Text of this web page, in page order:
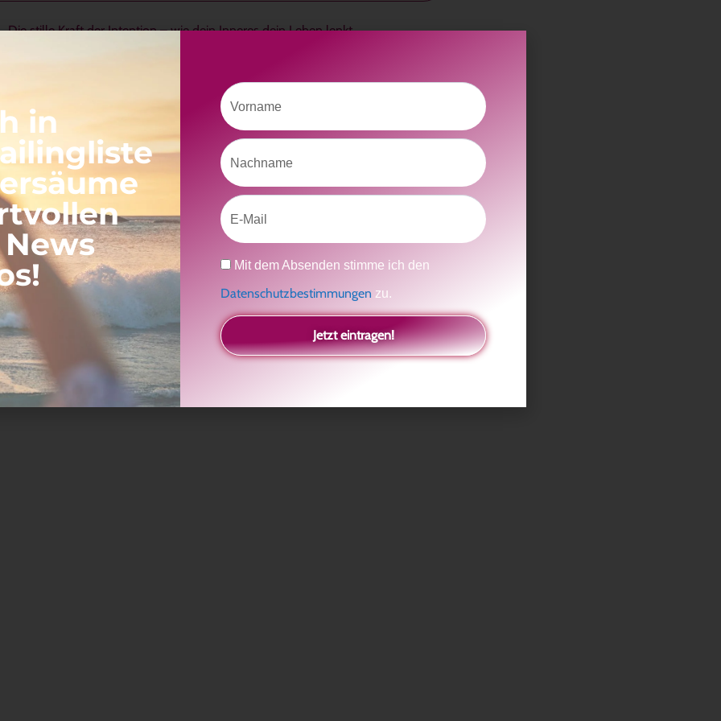
Die stille Kraft der Intention – wie dein Inneres dein Leben lenkt
Video sprechen wir darüber, wie eine klare Intention dein Leben
trägt und dir Orientierung schenkt – gerade in bewegten Zeiten.
Einladung, bewusster zu leben und dich innerlich auszurichten.
2026 greifen wir dieses Thema dann noch vertieft aufund zeigen,
Intention ins neue Jahr gehen kannst – ganz praktisch und
in
Vorname
Nachname
Email
Datenschutz
Mit dem Absenden stimme ich den
Datenschutzbestimmungen zu.
Jetzt eintragen!